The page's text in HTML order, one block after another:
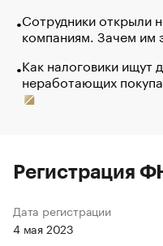
Сотрудники открыли
компаниям. Зачем им
Как налоговики ищут
неработающих
Регистрация
Дата регистрации
4 мая 2023